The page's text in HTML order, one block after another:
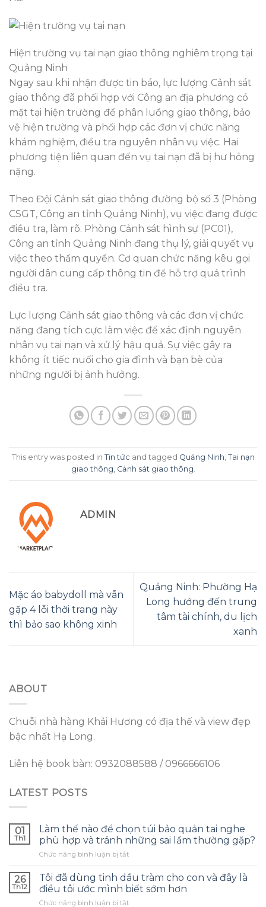
Hiện trường vụ tai nạn giao thông nghiêm trọng tại
Quảng Ninh
Ngay sau khi nhận được tin báo, lực lượng Cảnh sát
giao thông đã phối hợp với Công an địa phương có
mặt tại hiện trường để phân luồng giao thông, bảo
vệ hiện trường và phối hợp các đơn vị chức năng
khám nghiệm, điều tra nguyên nhân vụ việc. Hai
phương tiện liên quan đến vụ tai nạn đã bị hư hỏng
nặng.
Theo Đội Cảnh sát giao thông đường bộ số 3 (Phòng
CSGT, Công an tỉnh Quảng Ninh), vụ việc đang được
điều tra, làm rõ. Phòng Cảnh sát hình sự (PC01),
Công an tỉnh Quảng Ninh đang thụ lý, giải quyết vụ
việc theo thẩm quyền. Cơ quan chức năng kêu gọi
người dân cung cấp thông tin để hỗ trợ quá trình
điều tra.
Lực lượng Cảnh sát giao thông và các đơn vị chức
năng đang tích cực làm việc để xác định nguyên
nhân vụ tai nạn và xử lý hậu quả. Sự việc gây ra
không ít tiếc nuối cho gia đình và bạn bè của
những người bị ảnh hưởng.
This entry was posted in Tin tức and tagged Quảng Ninh, Tai nạn
giao thông, Cảnh sát giao thông.
ADMIN
Mặc áo babydoll mà vẫn
gặp 4 lỗi thời trang này
thì bảo sao không xinh
Quảng Ninh: Phường Hạ
Long hướng đến trung
tâm tài chính, du lịch
xanh
ABOUT
Chuỗi nhà hàng Khải Hương có địa thế và view đẹp
bậc nhất Hạ Long.
Liên hệ book bàn: 0932088588 / 0966666106
LATEST POSTS
01
Th1
Làm thế nào để chọn túi bảo quản tai nghe
phù hợp và tránh những sai lầm thường gặp?
Chức năng bình luận bị tắtở
thế
nào
để
chọn
26
Th12
Tôi đã dùng tinh dầu tràm cho con và đây là
điều tôi ước mình biết sớm hơn
Chức năng bình luận bị tắtở